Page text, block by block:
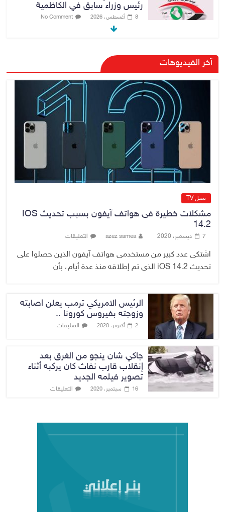
رئيس وزراء سابق في الكاظمية
8 أغسطس، 2026 No Comment
رئيس حكومة إقليم كردستان مسرور
بارزاني ينفي ما يشاع عن وجود
عسكري أمريكي في بعض قواعد
الإقليم
8 أغسطس، 2026 No Comment
الدخيل يتابع ميدانياً سير العمل في
المشاريع الاستراتيجية بالموصل
ويشدد على ضرورة إنجازها
آخر الفيديوهات
سيل TV
مشكلات خطيرة فى هواتف آيفون بسبب تحديث IOS
14.2
7 ديسمبر، 2020 azez samea التعليقات
اشتكى عدد كبير من مستخدمى هواتف آيفون الذين حصلوا على
تحديث iOS 14.2 الذى تم إطلاقه منذ عدة أيام، بأن
الرئيس الامريكي ترمب يعلن اصابته
وزوجته بفيروس كورونا ..
2 أكتوبر، 2020 التعليقات
جاكي شان ينجو من الغرق بعد
إنقلاب قارب نفاث كان يركبه أثناء
تصوير فيلمه الجديد
16 سبتمبر، 2020 التعليقات